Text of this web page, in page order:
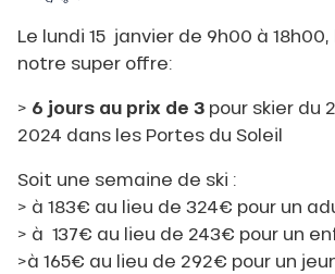
Le lundi 15 janvier de 9h00 à
notre super offre:
> 6 jours au prix de 3 pour skier du
2024 dans les Portes du Soleil
Soit une semaine de ski :
> à 183€ au lieu de 324€ pour un
> à 137€ au lieu de 243€ pour un
>à 165€ au lieu de 292€ pour un